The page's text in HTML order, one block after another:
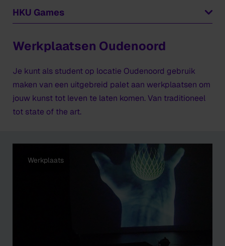
verbeeld je dit idee? En hoe weet je daar een publiek
ervaringen en verhalen die waardevol zijn voor
Lees meer over HKU Media
HKU Games
Je ontwerpt vooral interactie met mensen via games,
designers groeit sterk. Er is ook steeds meer behoefte
aan specialistische ontwerpers die met andere
disciplines kunnen samenwerken.
Werkplaatsen Oudenoord
Je kunt als student op locatie Oudenoord gebruik
maken van een uitgebreid palet aan werkplaatsen om
jouw kunst tot leven te laten komen. Van traditioneel
tot state of the art.
Werkplaats